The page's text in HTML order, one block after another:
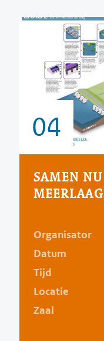
04
SAMEN
Organisator
Datum
Tijd
Locatie
Zaal